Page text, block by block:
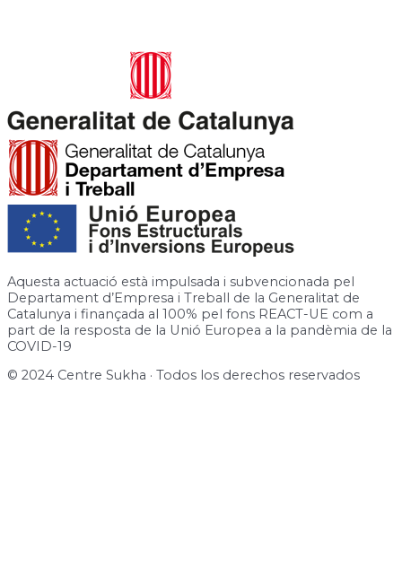
Aquesta actuació està impulsada i subvencionada pel
Departament d’Empresa i Treball de la Generalitat de
Catalunya i finançada al 100% pel fons REACT-UE com a
part de la resposta de la Unió Europea a la pandèmia de la
COVID-19
© 2024 Centre Sukha · Todos los derechos reservados